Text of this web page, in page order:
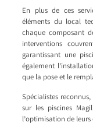
En plus de ces
éléments du local
chaque composant
interventions
garantissant une
également
que la pose et le
Spécialistes
sur les piscines
l’optimisation de